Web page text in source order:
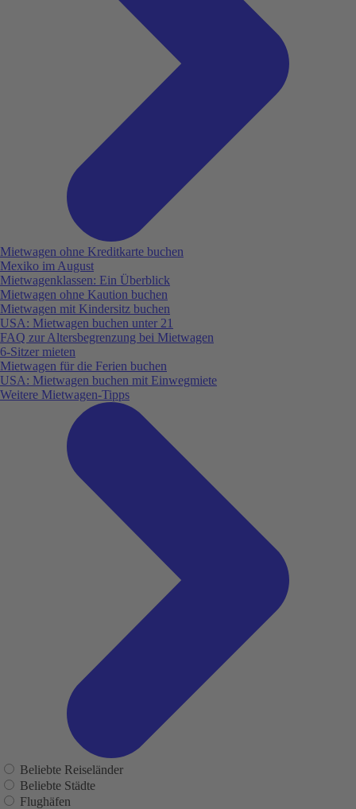
Mietwagen ohne Kreditkarte buchen
Mexiko im August
Mietwagenklassen: Ein Überblick
Mietwagen ohne Kaution buchen
Mietwagen mit Kindersitz buchen
USA: Mietwagen buchen unter 21
FAQ zur Altersbegrenzung bei Mietwagen
6-Sitzer mieten
Mietwagen für die Ferien buchen
USA: Mietwagen buchen mit Einwegmiete
Weitere Mietwagen-Tipps
Beliebte Reiseländer
Beliebte Städte
Flughäfen